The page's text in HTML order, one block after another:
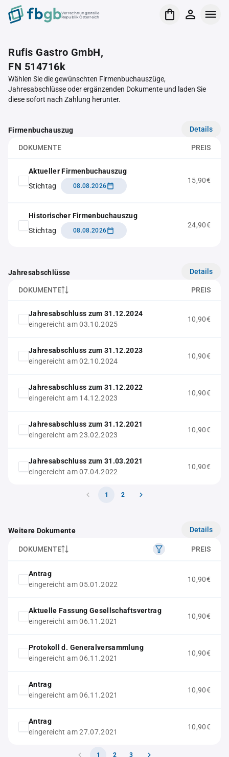
Verrechnungsstelle
Republik Österreich
Rufis Gastro GmbH,
FN 514716k
Wählen Sie die gewünschten Firmenbuchauszüge,
Jahresabschlüsse oder ergänzenden Dokumente und laden Sie
diese sofort nach Zahlung herunter.
Firmenbuchauszug Details
DOKUMENTE PREIS
Aktueller Firmenbuchauszug
Stichtag
08.08.2026
15,90€
Historischer Firmenbuchauszug
Stichtag
08.08.2026
24,90€
Jahresabschlüsse Details
DOKUMENTE PREIS
Jahresabschluss zum 31.12.2024
eingereicht am 03.10.2025
10,90€
Jahresabschluss zum 31.12.2023
eingereicht am 02.10.2024
10,90€
Jahresabschluss zum 31.12.2022
eingereicht am 14.12.2023
10,90€
Jahresabschluss zum 31.12.2021
eingereicht am 23.02.2023
10,90€
Jahresabschluss zum 31.03.2021
eingereicht am 07.04.2022
10,90€
1 2
Weitere Dokumente Details
DOKUMENTE PREIS
Antrag
eingereicht am 05.01.2022
10,90€
Aktuelle Fassung Gesellschaftsvertrag
eingereicht am 06.11.2021
10,90€
Protokoll d. Generalversammlung
eingereicht am 06.11.2021
10,90€
Antrag
eingereicht am 06.11.2021
10,90€
Antrag
eingereicht am 27.07.2021
10,90€
1 2 3